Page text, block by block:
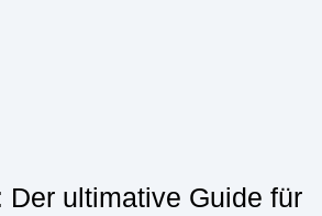
Der ultimative Guide für